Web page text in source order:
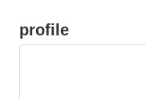
profile